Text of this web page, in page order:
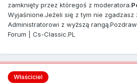
zamknięty przez któregoś z moderatora.
Wyjaśnione.Jeżeli się z tym nie zgadzasz
Administratorowi z wyższą
Forum | Cs-Classic.PL
Właściciel